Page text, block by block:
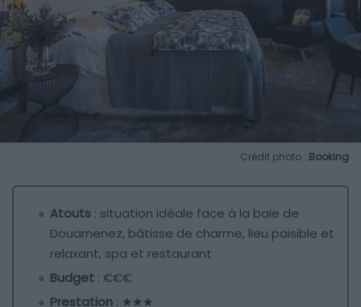
Crédit photo : Booking
Atouts : situation idéale face à la baie de
Douarnenez, bâtisse de charme, lieu paisible et
relaxant, spa et restaurant
Budget : €€€
Prestation : ★★★